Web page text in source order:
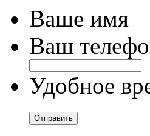
Ваше имя
Ваш
Удобное